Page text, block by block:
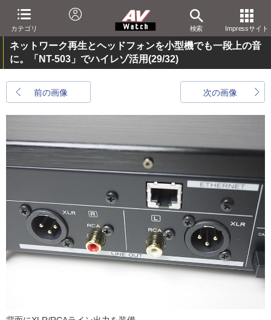
カテゴリ 検索 Impressサイト
ネットワーク再生とヘッドフォンを小型機でも一段上の音
に。「NT-503」でハイレゾ活用(29/32)
前の画像 次の画像